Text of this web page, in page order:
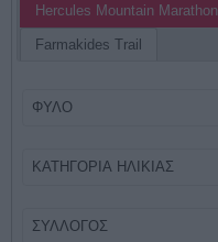
Hercules Mountain Marathon
Farmakides Trail